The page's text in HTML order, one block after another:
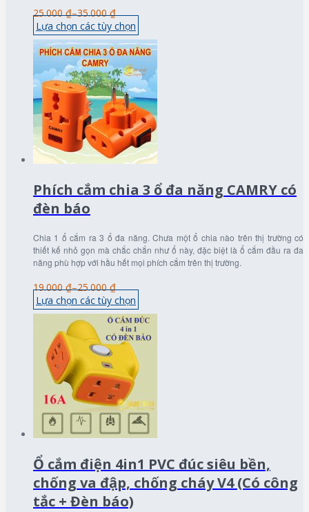
25.000 ₫–35.000 ₫
Lựa chọn các tùy chọn
Phích cắm chia 3 ổ đa năng CAMRY có
đèn báo
Chia 1 ổ cắm ra 3 ổ đa năng. Chưa một ổ chia nào trên thị trường có
thiết kế nhỏ gọn mà chắc chắn như ổ này, đặc biệt là ổ cắm đầu ra đa
năng phù hợp với hầu hết mọi phích cắm trên thị trường.
19.000 ₫–25.000 ₫
Lựa chọn các tùy chọn
Ổ cắm điện 4in1 PVC đúc siêu bền,
chống va đập, chống cháy V4 (Có công
tắc + Đèn báo)